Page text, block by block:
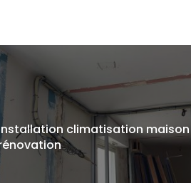
climatisation maison